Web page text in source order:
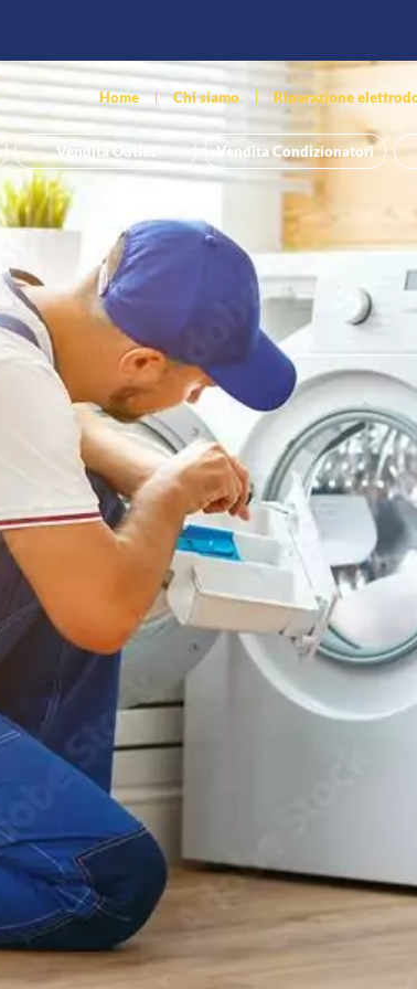
Home Chi siamo Riparazione
Vendita Outlet Vendita Condizionatori